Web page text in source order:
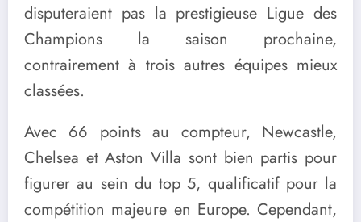
disputeraient pas la prestigieuse Ligue des
Champions la saison prochaine,
contrairement à trois autres équipes mieux
classées.
Avec 66 points au compteur, Newcastle,
Chelsea et Aston Villa sont bien partis pour
figurer au sein du top 5, qualificatif pour la
compétition majeure en Europe. Cependant,